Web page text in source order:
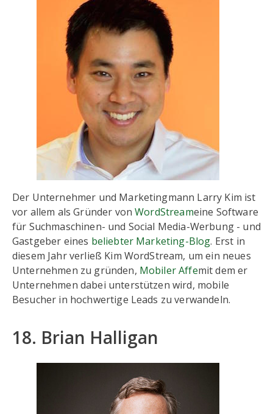
Der Unternehmer und Marketingmann Larry Kim ist
vor allem als Gründer vonWordStreameine Software
für Suchmaschinen- und Social Media-Werbung - und
Gastgeber eines beliebter Marketing-Blog. Erst in
diesem Jahr verließ Kim WordStream, um ein neues
Unternehmen zu gründen, Mobiler Affemit dem er
Unternehmen dabei unterstützen wird, mobile
Besucher in hochwertige Leads zu verwandeln.
18. Brian Halligan